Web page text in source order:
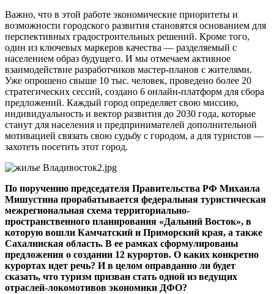
Важно, что в этой работе экономические приоритеты и
возможности городского развития становятся основанием для
перспективных градостроительных решений. Кроме того,
один из ключевых маркеров качества — разделяемый с
населением образ будущего. И мы отмечаем активное
взаимодействие разработчиков мастер-планов с жителями.
Уже опрошено свыше 10 тыс. человек, проведено более 20
стратегических сессий, создано 6 онлайн-платформ для сбора
предложений. Каждый город определяет свою миссию,
индивидуальность и вектор развития до 2030 года, которые
станут для населения и предпринимателей дополнительной
мотивацией связать свою судьбу с городом, а для туристов —
захотеть посетить этот город.
По поручению председателя Правительства РФ Михаила
Мишустина прорабатывается федеральная туристическая
межрегиональная схема территориально-
пространственного планирования «Дальний Восток», в
которую вошли Камчатский и Приморский края, а также
Сахалинская область. В ее рамках сформулированы
предложения о создании 12 курортов. О каких конкретно
курортах идет речь? И в целом оправданно ли будет
сказать, что туризм призван стать одной из ведущих
отраслей-локомотивов экономики ДФО?